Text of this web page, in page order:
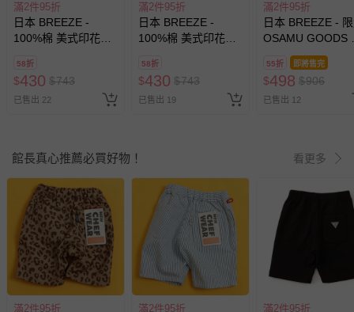
滿2件95折
日本 BREEZE -
100%棉 美式印花短
橘
58折
$430 $743
已售出 22
滿2件95折
日本 BREEZE -
100%棉 美式印花短
黑
58折
$430 $743
已售出 19
滿2件95折
日本 BREEZE -
OSAMU GOODS
袖上衣-粉紅
55折 即將售完
$498 $906
已售出 12
館長真心推薦必買好物！ 看更多
滿2件95折 滿2件95折 滿2件95折